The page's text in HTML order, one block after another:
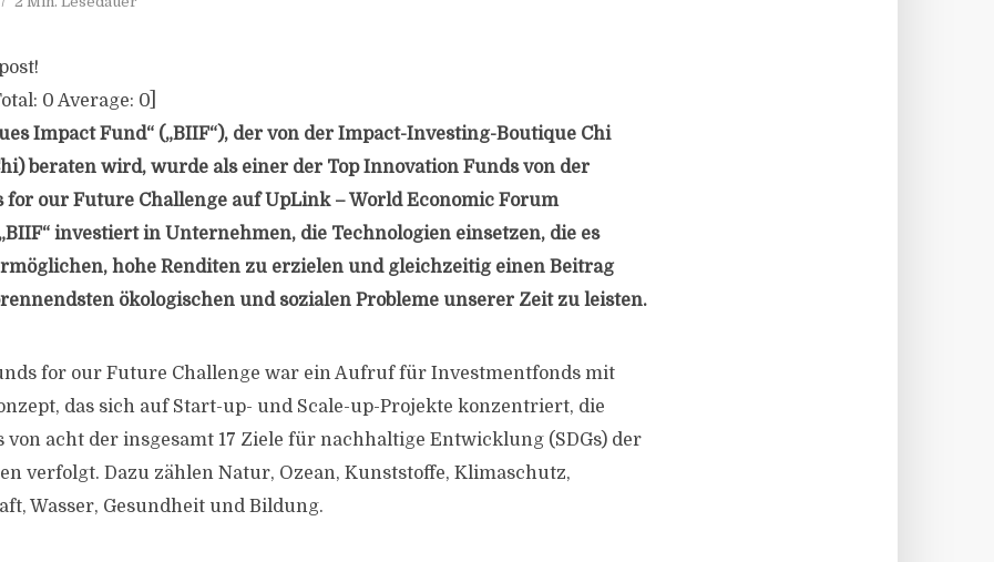
0 Average: 0
Impact Fund“ („BIIF“), der von der Impact-Investing-Boutique Chi
beraten wird, wurde als einer der Top Innovation Funds von der
for our Future Challenge auf UpLink – World Economic Forum
investiert in Unternehmen, die Technologien einsetzen, die es
hohe Renditen zu erzielen und gleichzeitig einen Beitrag
ökologischen und sozialen Probleme unserer Zeit zu leisten.
for our Future Challenge war ein Aufruf für Investmentfonds mit
das sich auf Start-up- und Scale-up-Projekte konzentriert, die
von acht der insgesamt 17 Ziele für nachhaltige Entwicklung (SDGs) der
verfolgt. Dazu zählen Natur, Ozean, Kunststoffe, Klimaschutz,
Wasser, Gesundheit und Bildung.